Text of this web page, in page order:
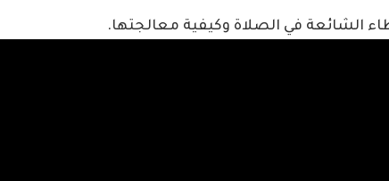
الشائعة في الصلاة وكيفية معالجتها.